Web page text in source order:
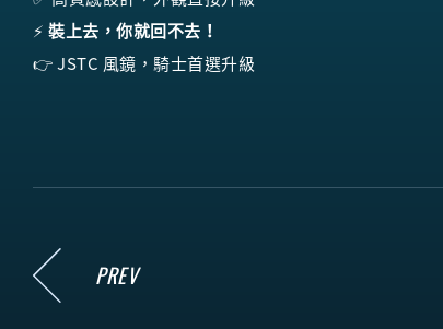
⚡ 裝上去，你就回不去！
👉 JSTC 風鏡，騎士首選升級
PREV